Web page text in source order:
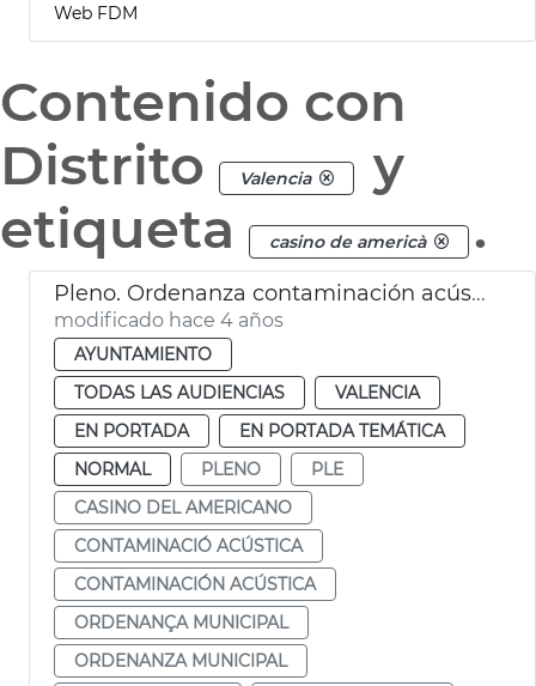
Web FDM
Contenido con
Distrito
Valencia
y
etiqueta
casino de americà .
Pleno. Ordenanza contaminación acústica, hospital Clínico
modificado hace 4 años
AYUNTAMIENTO
TODAS LAS AUDIENCIAS
VALENCIA
EN PORTADA
EN PORTADA TEMÁTICA
NORMAL
PLENO
PLE
CASINO DEL AMERICANO
CONTAMINACIÓ ACÚSTICA
CONTAMINACIÓN ACÚSTICA
ORDENANÇA MUNICIPAL
ORDENANZA MUNICIPAL